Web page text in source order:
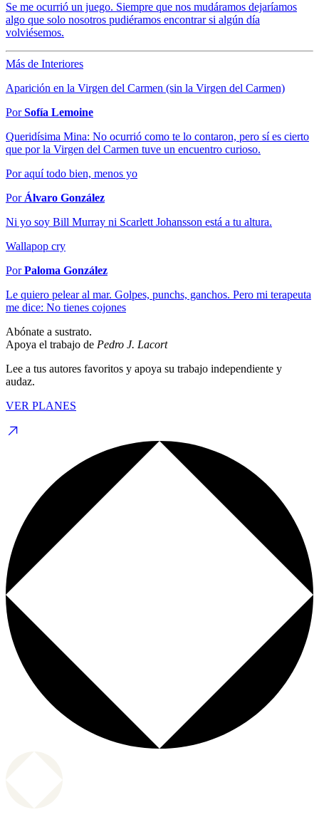
Se me ocurrió un juego. Siempre que nos mudáramos dejaríamos
algo que solo nosotros pudiéramos encontrar si algún día
volviésemos.
Más de Interiores
Aparición en la Virgen del Carmen (sin la Virgen del Carmen)
PorSofía Lemoine
Queridísima Mina: No ocurrió como te lo contaron, pero sí es cierto
que por la Virgen del Carmen tuve un encuentro curioso.
Por aquí todo bien, menos yo
Por Álvaro González
Ni yo soy Bill Murray ni Scarlett Johansson está a tu altura.
Wallapop cry
PorPaloma González
Le quiero pelear al mar. Golpes, punchs, ganchos. Pero mi terapeuta
me dice: No tienes cojones
Abónate a sustrato.
Apoya el trabajo de Pedro J. Lacort
Lee a tus autores favoritos y apoya su trabajo independiente y
audaz.
VER PLANES